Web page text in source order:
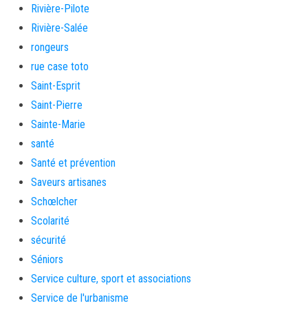
Rivière-Pilote
Rivière-Salée
rongeurs
rue case toto
Saint-Esprit
Saint-Pierre
Sainte-Marie
santé
Santé et prévention
Saveurs artisanes
Schœlcher
Scolarité
sécurité
Séniors
Service culture, sport et associations
Service de l'urbanisme